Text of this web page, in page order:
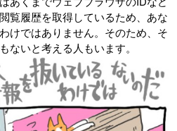
覧履歴を取得しているため、あな
けではありません。そのため、そ
ないと考える人もいます。